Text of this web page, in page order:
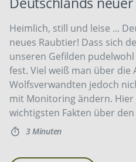
Heimlich, still und leise ...
neues Raubtier! Dass sich
unseren Gefilden
fest. Viel weiß man über die
Wolfsverwandten jedoch
mit Monitoring ändern. Hier
wichtigsten Fakten über
3 Minuten